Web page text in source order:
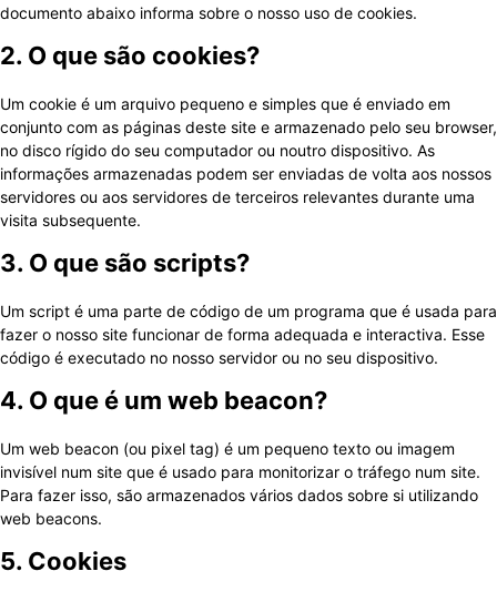
documento abaixo informa sobre o nosso uso de cookies.
2. O que são cookies?
Um cookie é um arquivo pequeno e simples que é enviado em
conjunto com as páginas deste site e armazenado pelo seu browser,
no disco rígido do seu computador ou noutro dispositivo. As
informações armazenadas podem ser enviadas de volta aos nossos
servidores ou aos servidores de terceiros relevantes durante uma
visita subsequente.
3. O que são scripts?
Um script é uma parte de código de um programa que é usada para
fazer o nosso site funcionar de forma adequada e interactiva. Esse
código é executado no nosso servidor ou no seu dispositivo.
4. O que é um web beacon?
Um web beacon (ou pixel tag) é um pequeno texto ou imagem
invisível num site que é usado para monitorizar o tráfego num site.
Para fazer isso, são armazenados vários dados sobre si utilizando
web beacons.
5. Cookies